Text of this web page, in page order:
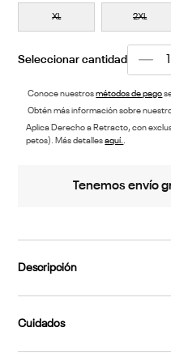
XL 2XL
Conoce nuestrosmétodos de pago
Obtén más información sobre
Aplica Derecho a Retracto, con
petos). Más detallesaquí..
Tenemos envío
Descripción
Cuidados